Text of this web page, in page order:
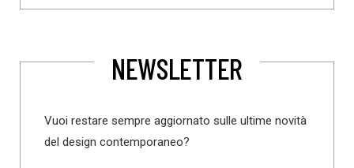
NEWSLETTER
Vuoi restare sempre aggiornato sulle ultime novità
del design contemporaneo?